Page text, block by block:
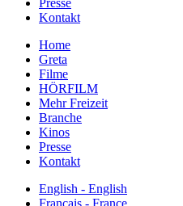
Presse
Kontakt
Home
Greta
Filme
HÖRFILM
Mehr Freizeit
Branche
Kinos
Presse
Kontakt
English - English
Français - France